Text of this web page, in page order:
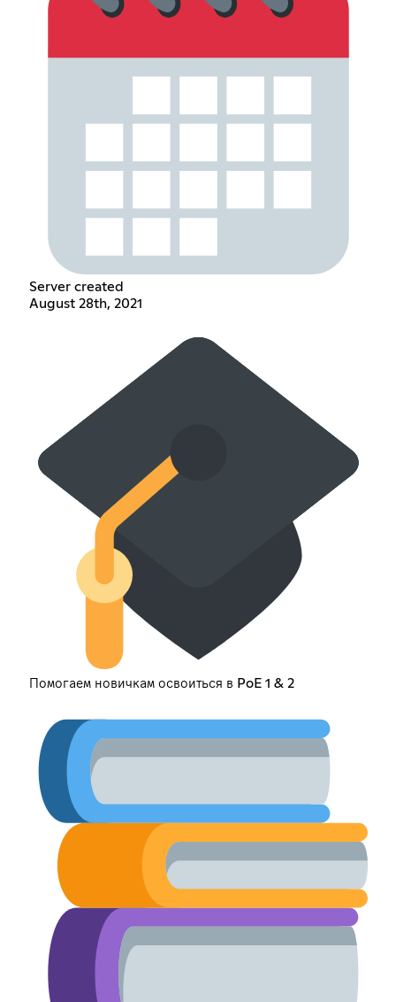
Server created
August 28th, 2021
Помогаем новичкам освоиться в PoE 1 & 2